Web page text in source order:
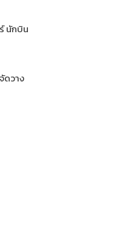
นักบิน
ดวาง